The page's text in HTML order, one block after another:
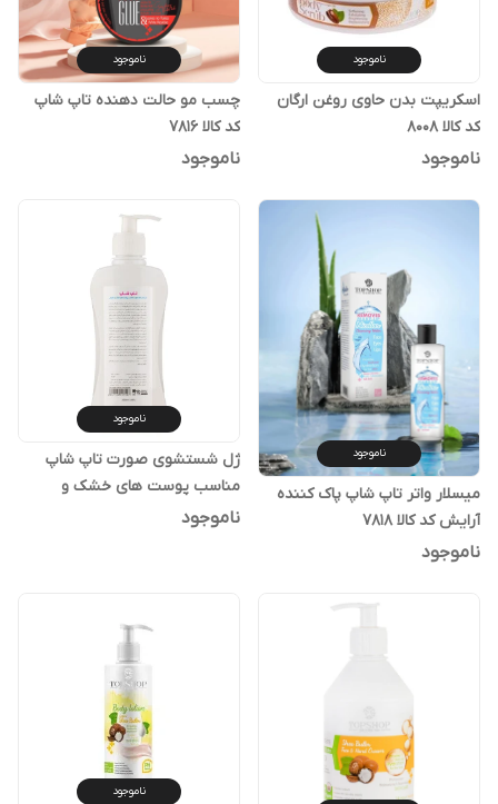
ناموجود
اسکریپت بدن حاوی روغن ارگان
کد کالا ۸۰۰۸
ناموجود
ناموجود
چسب مو حالت دهنده تاپ شاپ
کد کالا ۷۸۱۶
ناموجود
ناموجود
میسلار واتر تاپ شاپ پاک کننده
آرایش کد کالا ۷۸۱۸
ناموجود
ناموجود
ژل شستشوی صورت تاپ شاپ
مناسب پوست های خشک و
معمولی کد کالا ۸۰۱۲و ۷۸۱۹
ناموجود
ناموجود